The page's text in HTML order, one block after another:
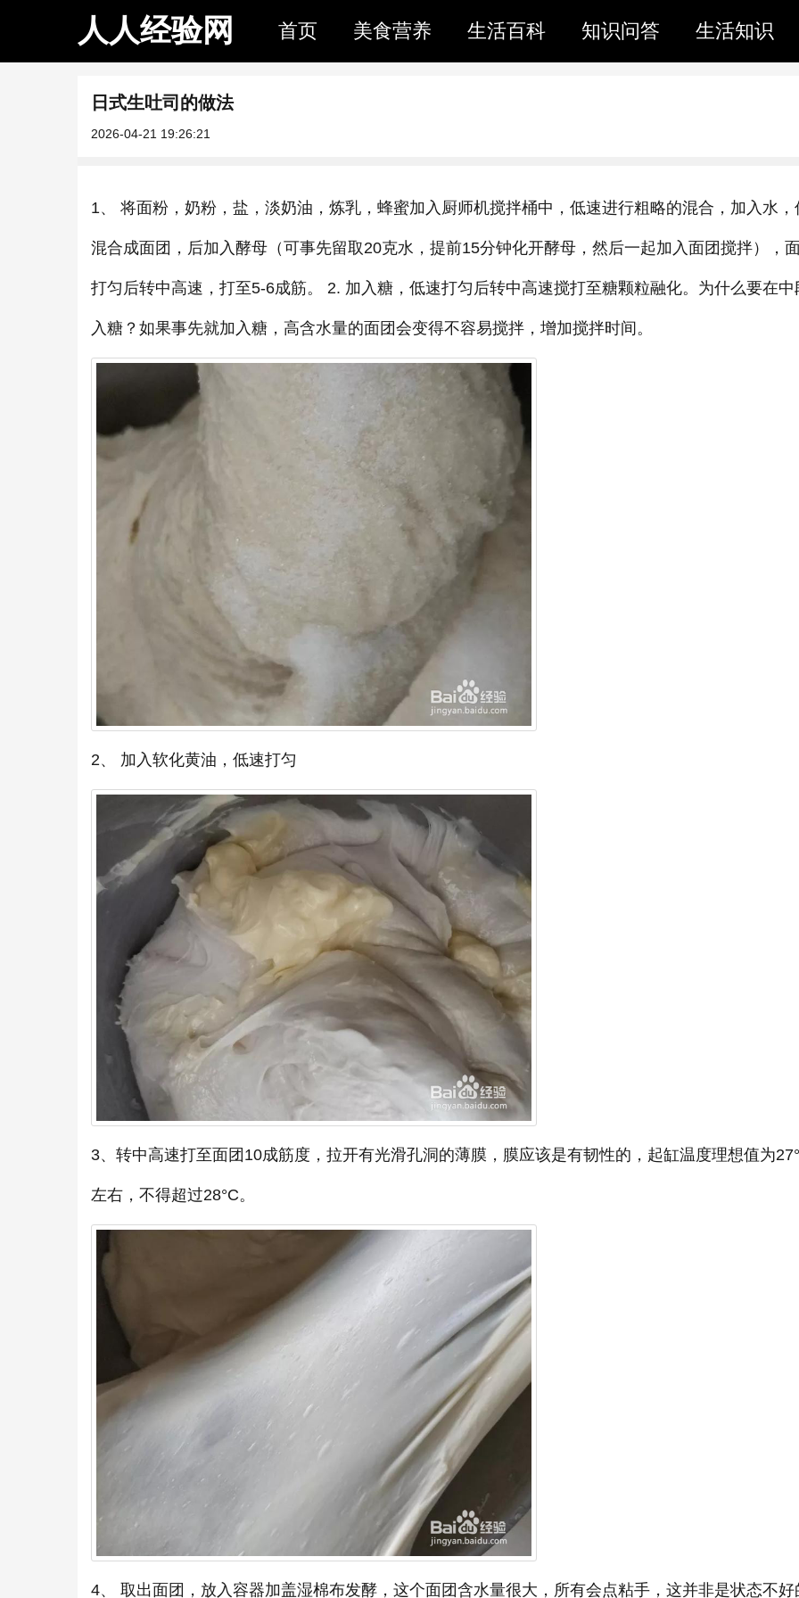
人人经验网 首页 美食营养 生活百科 知识问答 生活知识
日式生吐司的做法
2026-04-21 19:26:21
1、 将面粉，奶粉，盐，淡奶油，炼乳，蜂蜜加入厨师机搅拌桶中，低速进行粗略的混合，加入水，
混合成面团，后加入酵母（可事先留取20克水，提前15分钟化开酵母，然后一起加入面团搅拌），
打匀后转中高速，打至5-6成筋。 2. 加入糖，低速打匀后转中高速搅打至糖颗粒融化。为什么要在中
入糖？如果事先就加入糖，高含水量的面团会变得不容易搅拌，增加搅拌时间。
2、 加入软化黄油，低速打匀
3、转中高速打至面团10成筋度，拉开有光滑孔洞的薄膜，膜应该是有韧性的，起缸温度理想值为
左右，不得超过28°C。
4、 取出面团，放入容器加盖湿棉布发酵，这个面团含水量很大，所有会点粘手，这并非是状态不好